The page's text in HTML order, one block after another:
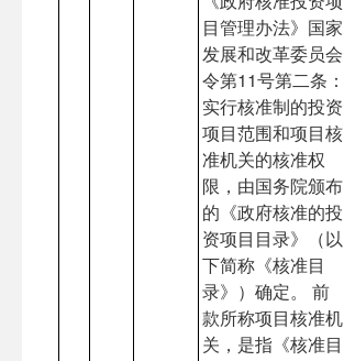
目管理办法》国家
发展和改革委员会
令第11号第二条：
实行核准制的投资
项目范围和项目核
准机关的核准权
限，由国务院颁布
的《政府核准的投
资项目目录》（以
下简称《核准目
录》）确定。 前
款所称项目核准机
关，是指《核准目